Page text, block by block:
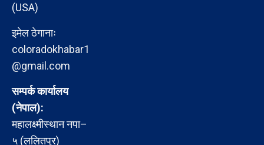
(USA)
इमेल ठेगानाः
coloradokhabar1
@gmail.com
सम्पर्क कार्यालय
(नेपाल):
महालक्ष्मीस्थान नपा–
५ (ललितपुर)